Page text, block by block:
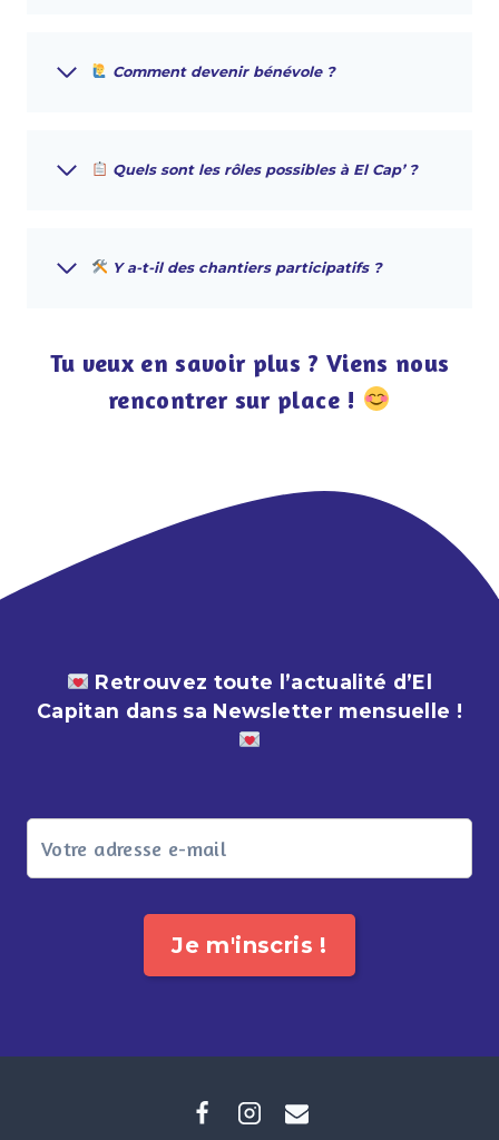
Comment devenir bénévole ?
Quels sont les rôles possibles à El Cap’ ?
Y a-t-il des chantiers participatifs ?
Tu veux en savoir plus ? Viens nous
rencontrer sur place !
Retrouvez toute l’actualité d’El
Capitan dans sa Newsletter mensuelle !